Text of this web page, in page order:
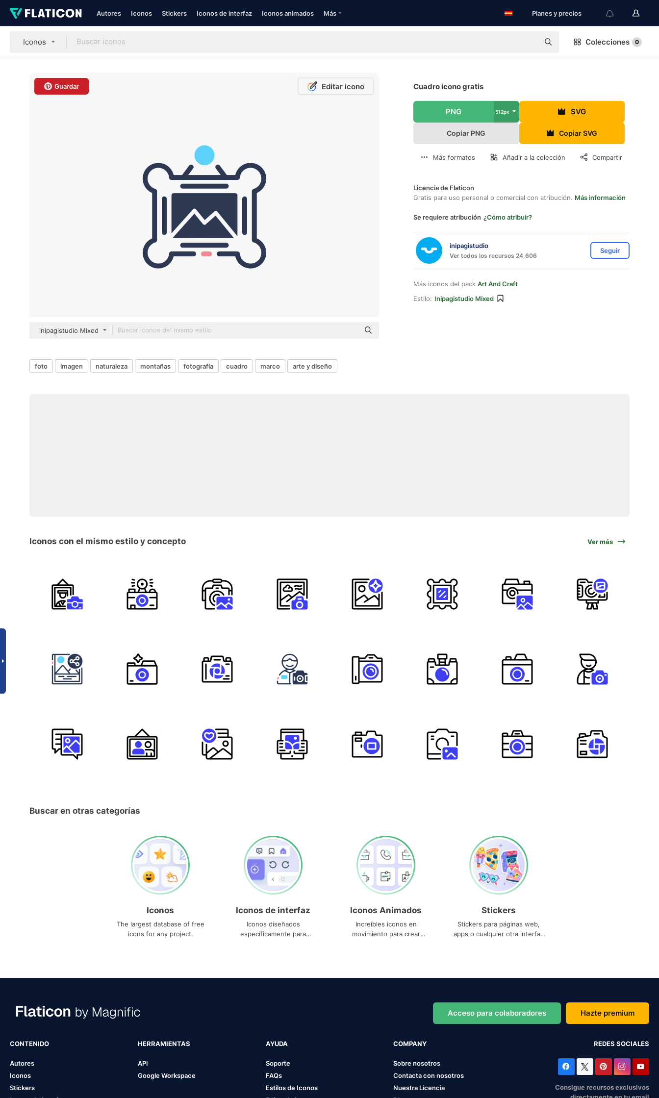
Autores Iconos Stickers Iconos de interfaz Iconos animados Más Planes y precios
Iconos Colecciones 0
Guardar Editar icono
inipagistudio Mixed
Cuadro icono gratis
PNG 512px SVG
Copiar PNG Copiar SVG
Más formatos Añadir a la colección Compartir
Licencia de Flaticon
Gratis para uso personal o comercial con atribución. Más información
Se requiere atribución ¿Cómo atribuir?
inipagistudio
Ver todos los recursos 24,606
Seguir
Más iconos del pack Art And Craft
Estilo: Inipagistudio Mixed
foto imagen naturaleza montañas fotografía cuadro marco arte y diseño
Iconos con el mismo estilo y concepto Ver más
Buscar en otras categorías
Iconos
The largest database of free
icons for any project.
Iconos de interfaz
Iconos diseñados
específicamente para
Iconos Animados
Increíbles iconos en
movimiento para crear
Stickers
Stickers para páginas web,
apps o cualquier otra interfaz
Acceso para colaboradores Hazte premium
CONTENIDO
Autores
Iconos
Stickers
HERRAMIENTAS
API
Google Workspace
AYUDA
Soporte
FAQs
Estilos de Iconos
COMPANY
Sobre nosotros
Contacta con nosotros
Nuestra Licencia
REDES SOCIALES
Consigue recursos exclusivos